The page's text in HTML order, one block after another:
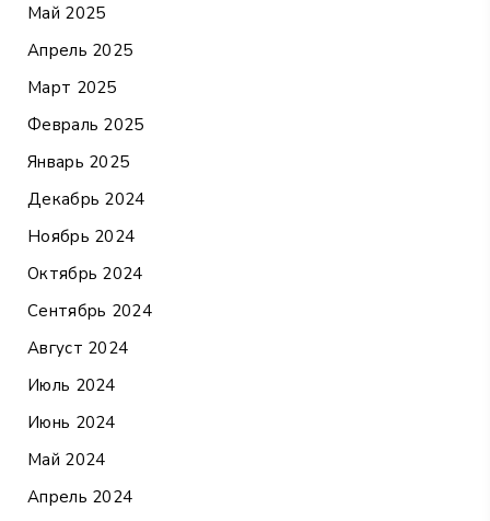
Май 2025
Апрель 2025
Март 2025
Февраль 2025
Январь 2025
Декабрь 2024
Ноябрь 2024
Октябрь 2024
Сентябрь 2024
Август 2024
Июль 2024
Июнь 2024
Май 2024
Апрель 2024